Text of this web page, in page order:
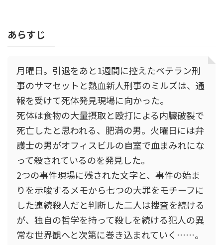
あらすじ
月曜日。引退をあと1週間に控えたベテラン刑
事のサマセットと熱血新人刑事のミルズは、通
報を受けて死体発見現場に向かった。
死体は食物の大量摂取と殴打による内臓破裂で
死亡したと思われる、肥満の男。火曜日には弁
護士の男がオフィスビルの自室で血まみれにな
って殺されているのを発見した。
2つの事件現場に残された文字と、事件の始ま
りを示唆するメモから七つの大罪をモチーフに
した連続殺人だと判断した二人は捜査を続ける
が、独自の哲学を持って殺しを続ける犯人の異
常な世界観へと次第に巻き込まれていく……。